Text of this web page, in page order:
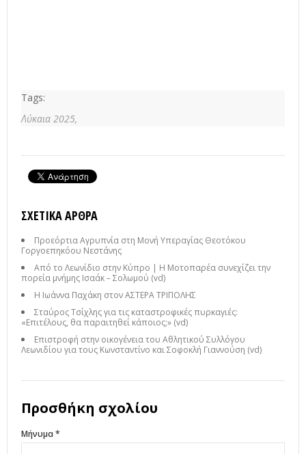
Tags:
Λύκαια 2025,
ΣΧΕΤΙΚΆ ΆΡΘΡΑ
Προεόρτια Αγρυπνία στη Μονή Υπεραγίας Θεοτόκου
Γοργοεπηκόου Νεστάνης
Από το Λεωνίδιο στην Κύπρο | Η Μοτοπαρέα συνεχίζει την
πορεία μνήμης Ισαάκ – Σολωμού (vd)
Η Ιωάννα Παχάκη στον ΑΣΤΕΡΑ ΤΡΙΠΟΛΗΣ
Σταύρος Τσίχλης για τις καταστροφικές πυρκαγιές:
«Επιτέλους, θα παραιτηθεί κάποιος;» (vd)
Επιστροφή στην οικογένεια του Αθλητικού Συλλόγου
Λεωνιδίου για τους Κωνσταντίνο και Σοφοκλή Γιαννούση (vd)
Προσθήκη σχολίου
Μήνυμα *